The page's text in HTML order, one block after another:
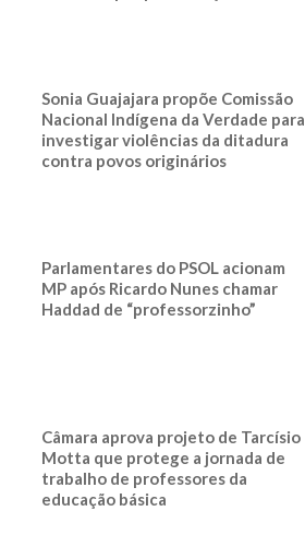
Sonia Guajajara propõe Comissão
Nacional Indígena da Verdade para
investigar violências da ditadura
contra povos originários
Parlamentares do PSOL acionam
MP após Ricardo Nunes chamar
Haddad de “professorzinho”
Câmara aprova projeto de Tarcísio
Motta que protege a jornada de
trabalho de professores da
educação básica